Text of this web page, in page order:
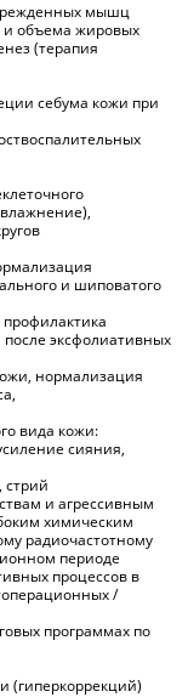
мышц
и объема жировых
(терапия
себума кожи при
и шиповатого
эксфолиативных
нормализация
вида кожи:
сияния,
стрий
и агрессивным
химическим
радиочастотному
периоде
процессов в
/
программах по
(гиперкоррекций)